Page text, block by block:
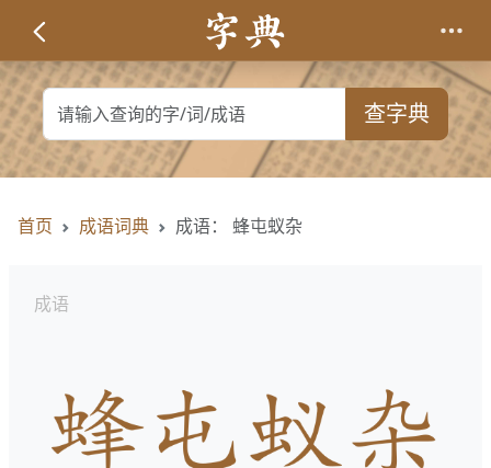
查字典
首页 成语词典 成语： 蜂屯蚁杂
成语